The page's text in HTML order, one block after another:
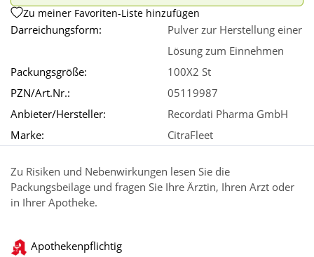
Zu meiner Favoriten-Liste hinzufügen
Darreichungsform:
Pulver zur Herstellung einer
Lösung zum Einnehmen
Packungsgröße:
100X2 St
PZN/Art.Nr.:
05119987
Anbieter/Hersteller:
Recordati Pharma GmbH
Marke:
CitraFleet
Zu Risiken und Nebenwirkungen lesen Sie die
Packungsbeilage und fragen Sie Ihre Ärztin, Ihren Arzt oder
in Ihrer Apotheke.
Apothekenpflichtig